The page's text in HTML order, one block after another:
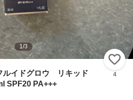
1/3
ルイドグロウ リキッド
SPF20 PA+++
4